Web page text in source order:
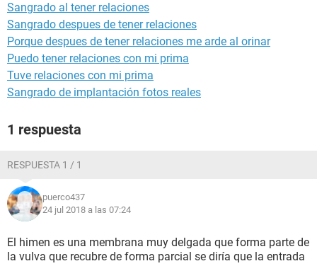
Sangrado al tener relaciones
Sangrado despues de tener relaciones
Porque despues de tener relaciones me arde al orinar
Puedo tener relaciones con mi prima
Tuve relaciones con mi prima
Sangrado de implantación fotos reales
1 respuesta
RESPUESTA 1 / 1
puerco437
24 jul 2018 a las 07:24
El himen es una membrana muy delgada que forma parte de
la vulva que recubre de forma parcial se diría que la entrada